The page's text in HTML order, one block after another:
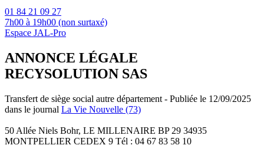
01 84 21 09 27
7h00 à 19h00 (non surtaxé)
Espace JAL-Pro
ANNONCE LÉGALE
RECYSOLUTION SAS
Transfert de siège social autre département - Publiée le 12/09/2025
dans le journal La Vie Nouvelle (73)
50 Allée Niels Bohr, LE MILLENAIRE BP 29 34935
MONTPELLIER CEDEX 9 Tél : 04 67 83 58 10